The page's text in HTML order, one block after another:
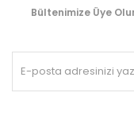
Bültenimize Üye